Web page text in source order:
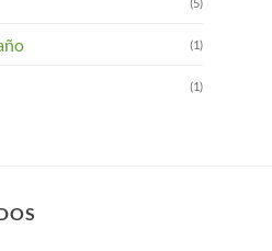
(1)
(1)